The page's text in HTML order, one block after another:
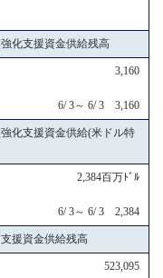
化支援資金供給残高
3,160
6/ 3～ 6/ 3 3,160
化支援資金供給(米ドル特
2,384百万ﾄﾞﾙ
6/ 3～ 6/ 3 2,384
援資金供給残高
523,095